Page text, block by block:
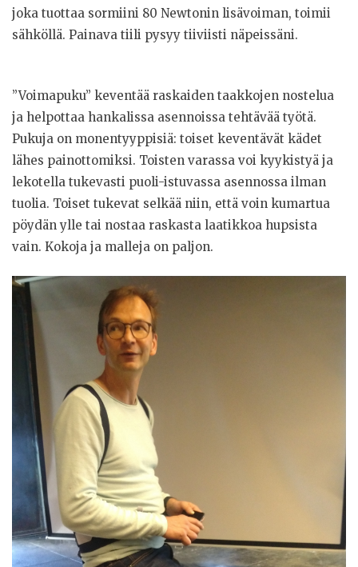
joka tuottaa sormiini 80 Newtonin lisävoiman, toimii
sähköllä. Painava tiili pysyy tiiviisti näpeissäni.
”Voimapuku” keventää raskaiden taakkojen nostelua
ja helpottaa hankalissa asennoissa tehtävää työtä.
Pukuja on monentyyppisiä: toiset keventävät kädet
lähes painottomiksi. Toisten varassa voi kyykistyä ja
lekotella tukevasti puoli-istuvassa asennossa ilman
tuolia. Toiset tukevat selkää niin, että voin kumartua
pöydän ylle tai nostaa raskasta laatikkoa hupsista
vain. Kokoja ja malleja on paljon.